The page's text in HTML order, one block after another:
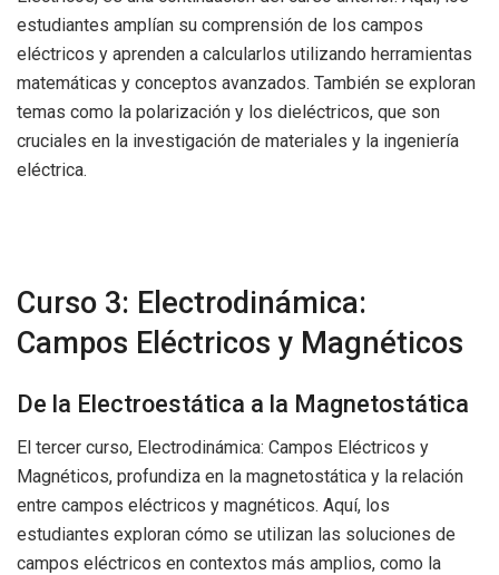
estudiantes amplían su comprensión de los campos
eléctricos y aprenden a calcularlos utilizando herramientas
matemáticas y conceptos avanzados. También se exploran
temas como la polarización y los dieléctricos, que son
cruciales en la investigación de materiales y la ingeniería
eléctrica.
Curso 3: Electrodinámica:
Campos Eléctricos y Magnéticos
De la Electroestática a la Magnetostática
El tercer curso, Electrodinámica: Campos Eléctricos y
Magnéticos, profundiza en la magnetostática y la relación
entre campos eléctricos y magnéticos. Aquí, los
estudiantes exploran cómo se utilizan las soluciones de
campos eléctricos en contextos más amplios, como la